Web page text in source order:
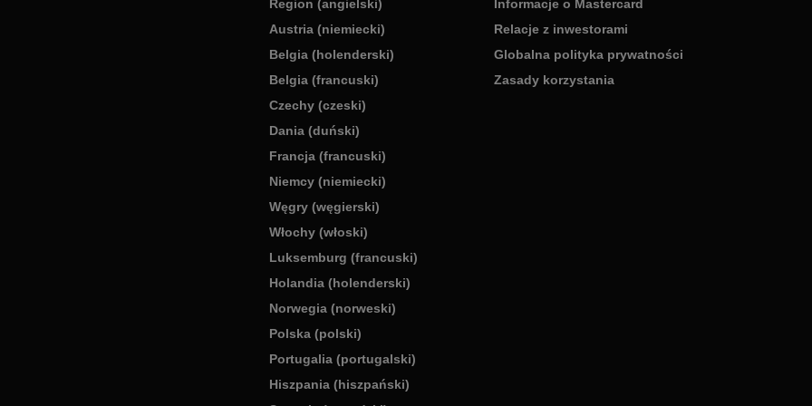
Region (angielski)
Austria (niemiecki)
Belgia (holenderski)
Belgia (francuski)
Czechy (czeski)
Dania (duński)
Francja (francuski)
Niemcy (niemiecki)
Węgry (węgierski)
Włochy (włoski)
Luksemburg (francuski)
Holandia (holenderski)
Norwegia (norweski)
Polska (polski)
Portugalia (portugalski)
Hiszpania (hiszpański)
Informacje o Mastercard
Relacje z inwestorami
Globalna polityka prywatności
Zasady korzystania